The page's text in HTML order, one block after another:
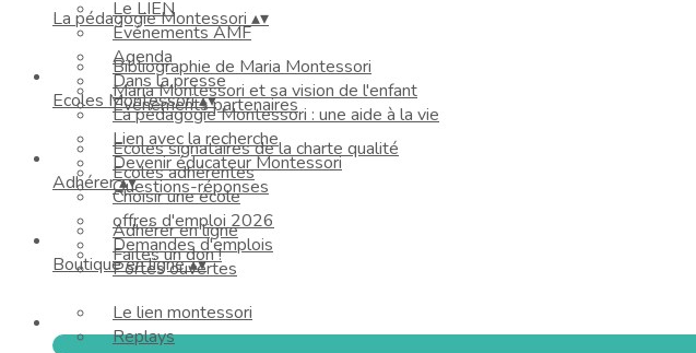
Le LIEN
Événements AMF
Agenda
Dans la presse
Evénements partenaires
La pédagogie Montessori ▴▾
Bibliographie de Maria Montessori
Maria Montessori et sa vision de l'enfant
La pédagogie Montessori : une aide à la vie
Lien avec la recherche
Devenir éducateur Montessori
Questions-réponses
Ecoles Montessori▴▾
Ecoles signataires de la charte qualité
Ecoles adhérentes
Choisir une école
offres d'emploi 2026
Demandes d'emplois
Portes ouvertes
Adhérer▴▾
Adhérer en ligne
Faites un don !
Boutique en ligne▴▾
Le lien montessori
Replays